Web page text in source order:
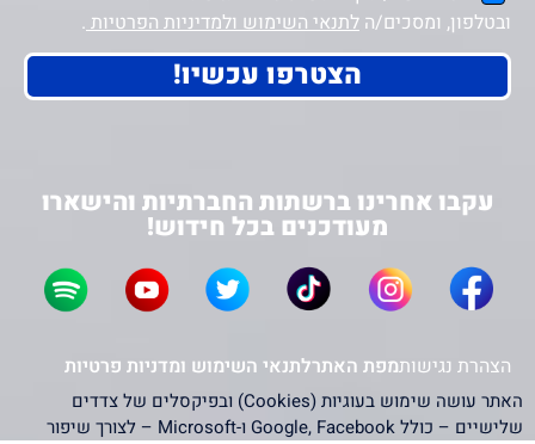
ובטלפון, ומסכים/ה לתנאי השימוש ולמדיניות הפרטיות.
הצטרפו עכשיו!
עקבו אחרינו ברשתות החברתיות והישארו
מעודכנים בכל חידוש!
הצהרת נגישותמפת האתרלתנאי השימוש ומדניות פרטיות
האתר עושה שימוש בעוגיות (Cookies) ובפיקסלים של צדדים
שלישיים – כולל Google, Facebook ו-Microsoft – לצורך שיפור